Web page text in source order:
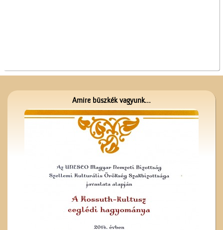
A ceglédi teniszpályák
Amire büszkék vagyunk...